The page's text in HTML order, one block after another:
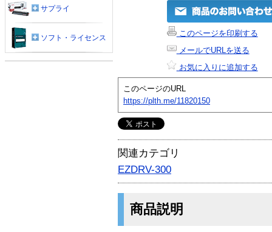
このページを印刷する
メールでURLを送る
お気に入りに追加する
このページのURL
https://plth.me/11820150
関連カテゴリ
EZDRV-300
商品説明
サプライ
ソフト・ライセンス